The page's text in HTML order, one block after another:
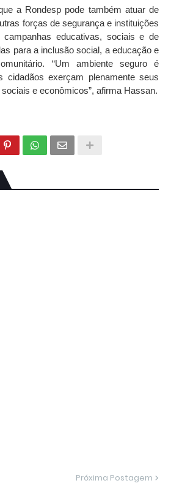
a Rondesp pode também atuar de
forças de segurança e instituições
campanhas educativas, sociais e de
para a inclusão social, a educação e
“Um ambiente seguro é
cidadãos exerçam plenamente seus
e econômicos”, afirma Hassan.
Próxima Postagem